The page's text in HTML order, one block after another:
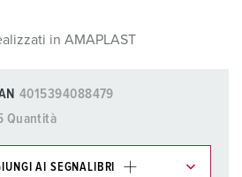
in AMAPLAST
4015394088479
Quantità
AI SEGNALIBRI